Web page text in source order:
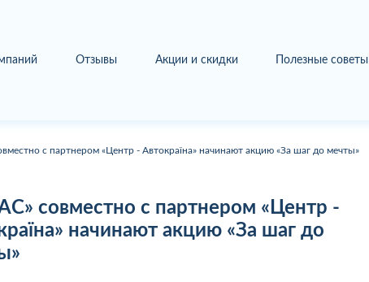
Отзывы Акции и скидки Полезные советы
с партнером «Центр - Автокраїна» начинают акцию «За шаг до мечты»
совместно с партнером «Центр -
начинают акцию «За шаг до